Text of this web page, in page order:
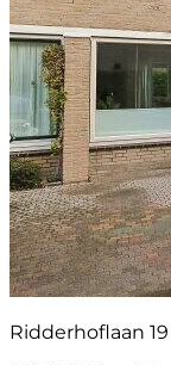
Ridderhoflaan 19